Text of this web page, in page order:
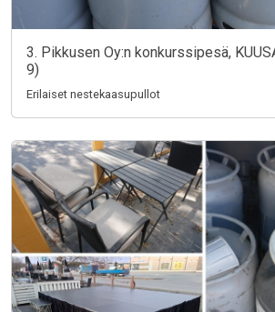
3. Pikkusen Oy:n konkurssipesä,
9)
Erilaiset nestekaasupullot